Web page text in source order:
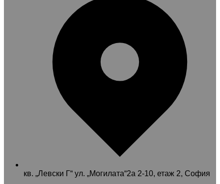
кв. „Левски Г“ ул. „Могилата“2а 2-10, етаж 2, София